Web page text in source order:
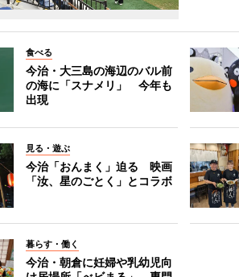
食べる
今治・大三島の海辺のバル前
の海に「スナメリ」 今年も
出現
見る・遊ぶ
今治「おんまく」迫る 映画
「汝、星のごとく」とコラボ
暮らす・働く
今治・朝倉に妊婦や乳幼児向